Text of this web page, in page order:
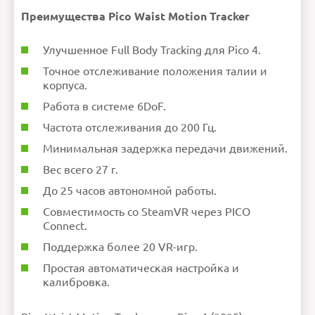
Преимущества Pico Waist Motion Tracker
Улучшенное Full Body Tracking для Pico 4.
Точное отслеживание положения талии и
корпуса.
Работа в системе 6DoF.
Частота отслеживания до 200 Гц.
Минимальная задержка передачи движений.
Вес всего 27 г.
До 25 часов автономной работы.
Совместимость со SteamVR через PICO
Connect.
Поддержка более 20 VR-игр.
Простая автоматическая настройка и
калибровка.